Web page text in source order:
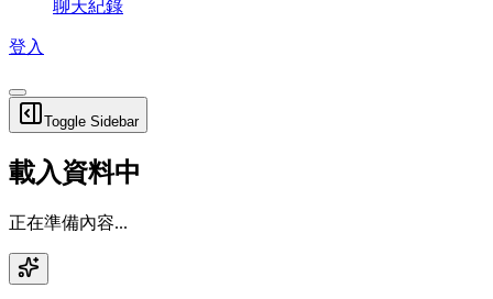
聊天紀錄
登入
Toggle Sidebar
載入資料中
正在準備內容...